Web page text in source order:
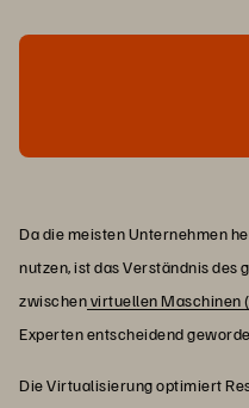
Da die meisten Unternehmen
nutzen, ist das Verständnis des
zwischenvirtuellen Maschinen
Experten entscheidend
Die Virtualisierung optimiert